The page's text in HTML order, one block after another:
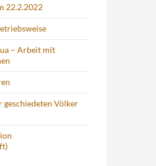
22.2.2022
– Arbeit mit
Völker